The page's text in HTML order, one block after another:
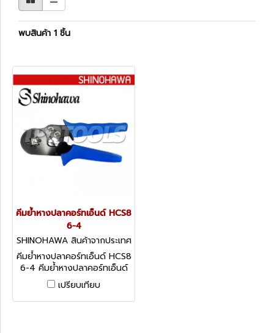
พบสินค้า 1 ชิ้น
คีมย้ำหางปลาคอร์ทเอ็นด์ HCS8
6-4
SHINOHAWA สินค้าจากประเทศ
ไต้หวัน HCS8 6-4
คีมย้ำหางปลาคอร์ทเอ็นด์ HCS8
6-4 คีมย้ำหางปลาคอร์ทเอ็นด์
ขนาด 0.25-6 มม. for
crimping wire ferrules
เปรียบเทียบ